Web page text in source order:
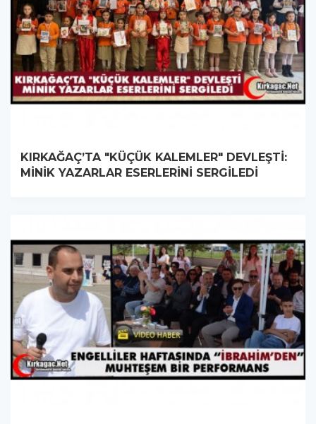
KIRKAĞAÇ’TA "KÜÇÜK KALEMLER" DEVLEŞTİ:
MİNİK YAZARLAR ESERLERİNİ SERGİLEDİ